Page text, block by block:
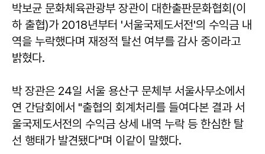
박보균 문화체육관광부 장관이 대한출판문화협회(이
하 출협)가 2018년부터 '서울국제도서전'의 수익금 내
역을 누락했다며 재정적 탈선 여부를 감사 중이라고
밝혔다.
박 장관은 24일 서울 용산구 문체부 서울사무소에서
연 간담회에서 "출협의 회계처리를 들여다본 결과 서
울국제도서전의 수익금 상세 내역 누락 등 한심한 탈
선 행태가 발견됐다"며 이같이 말했다.